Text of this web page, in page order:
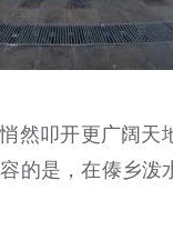
然叩开更广阔
的是，在傣乡